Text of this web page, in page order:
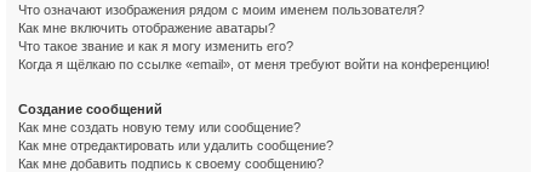
Что означают изображения рядом с моим именем пользователя?
Как мне включить отображение аватары?
Что такое звание и как я могу изменить его?
Когда я щёлкаю по ссылке «email», от меня требуют войти на конференцию!
Создание сообщений
Как мне создать новую тему или сообщение?
Как мне отредактировать или удалить сообщение?
Как мне добавить подпись к своему сообщению?